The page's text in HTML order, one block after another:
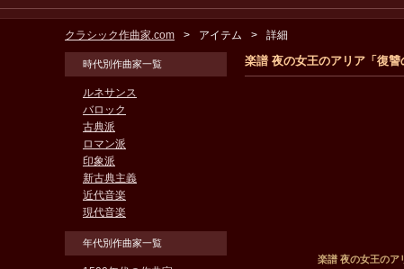
クラシック作曲家.com アイテム 詳細
楽譜 夜の女王のアリア「復
楽譜 夜の女王のア
時代別作曲家一覧
ルネサンス
バロック
古典派
ロマン派
印象派
新古典主義
近代音楽
現代音楽
年代別作曲家一覧